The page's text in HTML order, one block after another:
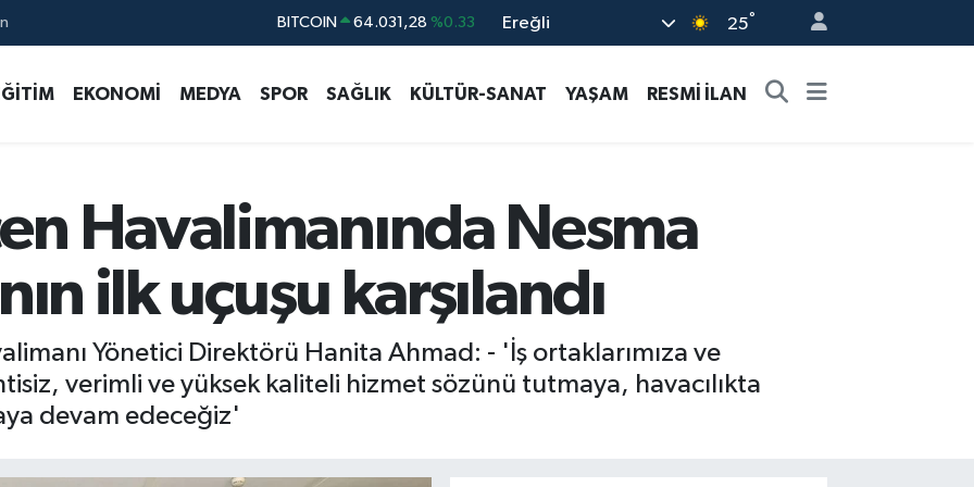
DOLAR 47,5540 %0.03
STERLİN 63,9882 %0.16
Ereğli 25°
EKONOMİ MEDYA SPOR SAĞLIK KÜLTÜR-SANAT YAŞAM RESMİ İLAN
Havalimanında Nesma
ilk uçuşu karşılandı
Yönetici Direktörü Hanita Ahmad: - 'İş ortaklarımıza ve
verimli ve yüksek kaliteli hizmet sözünü tutmaya, havacılıkta
devam edeceğiz'